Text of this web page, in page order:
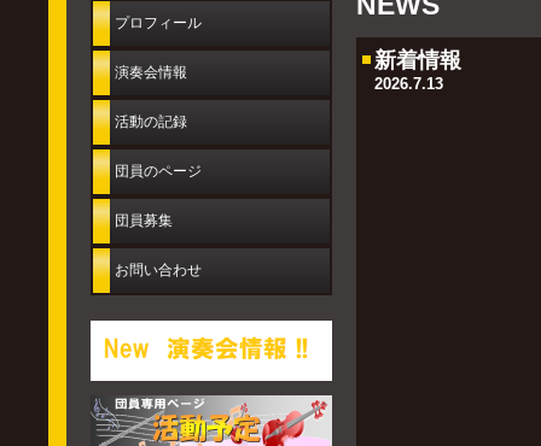
新着情報
2026.7.13
プロフィール
演奏会情報
活動の記録
団員のページ
団員募集
お問い合わせ
バナースペース